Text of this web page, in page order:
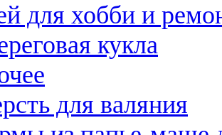
для хобби и
кукла
для валяния